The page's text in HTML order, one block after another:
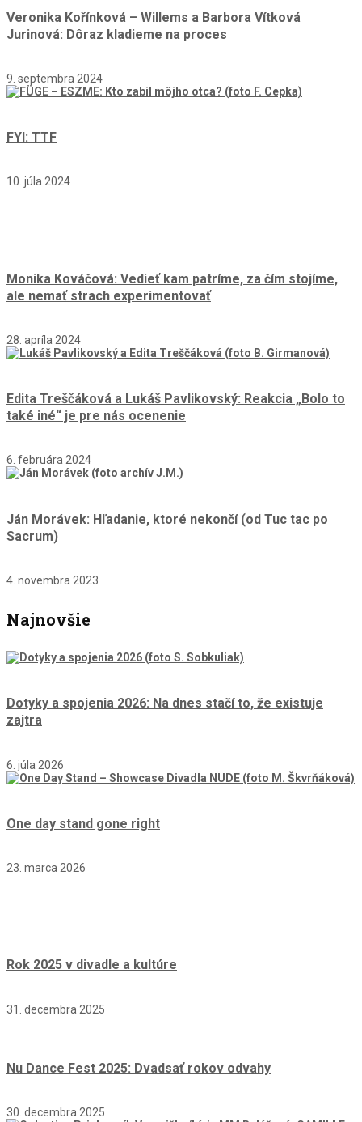
Veronika Kořínková – Willems a Barbora Vítková
Jurinová: Dôraz kladieme na proces
9. septembra 2024
FYI: TTF
10. júla 2024
Monika Kováčová: Vedieť kam patríme, za čím stojíme,
ale nemať strach experimentovať
28. apríla 2024
Edita Treščáková a Lukáš Pavlikovský: Reakcia „Bolo to
také iné“ je pre nás ocenenie
6. februára 2024
Ján Morávek: Hľadanie, ktoré nekončí (od Tuc tac po
Sacrum)
4. novembra 2023
Najnovšie
Dotyky a spojenia 2026: Na dnes stačí to, že existuje
zajtra
6. júla 2026
One day stand gone right
23. marca 2026
Rok 2025 v divadle a kultúre
31. decembra 2025
Nu Dance Fest 2025: Dvadsať rokov odvahy
30. decembra 2025